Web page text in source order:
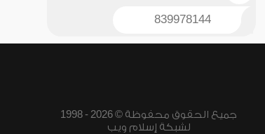
839978144
جميع الحقوق محفوظة © 2026 - 1998
لشبكة إسلام ويب